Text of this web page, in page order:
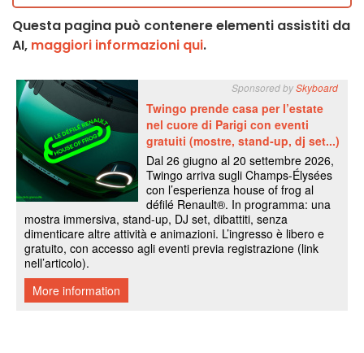
Questa pagina può contenere elementi assistiti da
AI, maggiori informazioni qui.